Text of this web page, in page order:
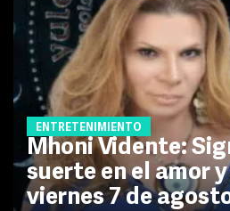
ENTRETENIMIENTO
Mhoni Vidente:
suerte en el amor
viernes 7 de